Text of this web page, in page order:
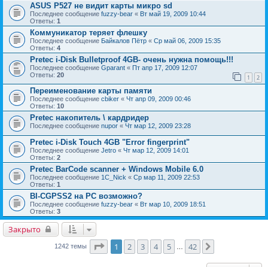
ASUS P527 не видит карты микро sd
Последнее сообщение fuzzy-bear « Вт май 19, 2009 10:44
Ответы: 1
Коммуникатор теряет флешку
Последнее сообщение Байкалов Пётр « Ср май 06, 2009 15:35
Ответы: 4
Pretec i-Disk Bulletproof 4GB- очень нужна помощь!!!
Последнее сообщение Gparant « Пт апр 17, 2009 12:07
Ответы: 20 1 2
Переименование карты памяти
Последнее сообщение cbiker « Чт апр 09, 2009 00:46
Ответы: 10
Pretec накопитель \ кардридер
Последнее сообщение nupor « Чт мар 12, 2009 23:28
Pretec i-Disk Touch 4GB "Error fingerprint"
Последнее сообщение Jetro « Чт мар 12, 2009 14:01
Ответы: 2
Pretec BarCode scanner + Windows Mobile 6.0
Последнее сообщение 1C_Nick « Ср мар 11, 2009 22:53
Ответы: 1
BI-CGPSS2 на PC возможно?
Последнее сообщение fuzzy-bear « Вт мар 10, 2009 18:51
Ответы: 3
Закрыто
1242 темы Страница1 из
1 2 3 4 5 42